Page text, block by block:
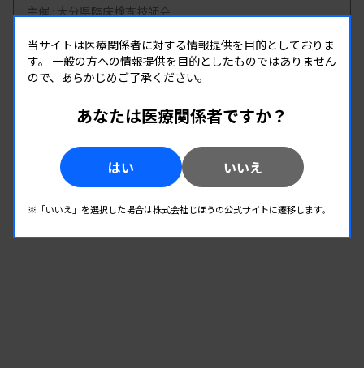
主催 :大分県臨床検査技師会
管理運営
08.19（水）-2026.08.19（水）
第2回 県南地区研修会
熊本県臨床検査技師会
開催場所 : WEB
管理運営
当サイトは医療関係者に対する情報提供を目的としておりま
す。 一般の方への情報提供を目的としたものではありません
ので、あらかじめご了承ください。
あなたは医療関係者ですか？
はい いいえ
※「いいえ」を選択した場合は株式会社じほうの公式サイトに遷移します。